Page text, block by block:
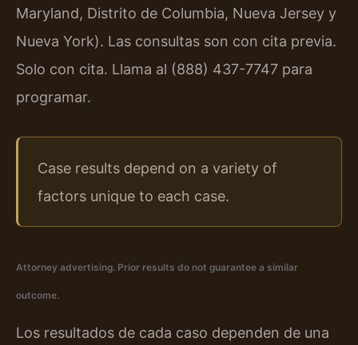
Maryland, Distrito de Columbia, Nueva Jersey y
Nueva York). Las consultas son con cita previa.
Solo con cita. Llama al (888) 437-7747 para
programar.
Case results depend on a variety of
factors unique to each case.
Attorney advertising. Prior results do not guarantee a similar
outcome.
Los resultados de cada caso dependen de una